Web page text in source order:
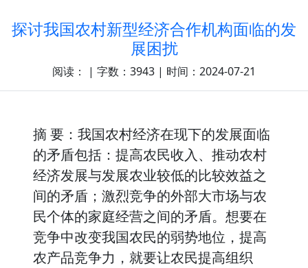
探讨我国农村新型经济合作机构面临的发
展困扰
阅读： | 字数：3943 | 时间：2024-07-21
摘 要：我国农村经济在现下的发展面临
的矛盾包括：提高农民收入、推动农村
经济发展与发展农业较低的比较效益之
间的矛盾；激烈竞争的外部大市场与农
民个体的家庭经营之间的矛盾。想要在
竞争中改变我国农民的弱势地位，提高
农产品竞争力，就要让农民提高组织